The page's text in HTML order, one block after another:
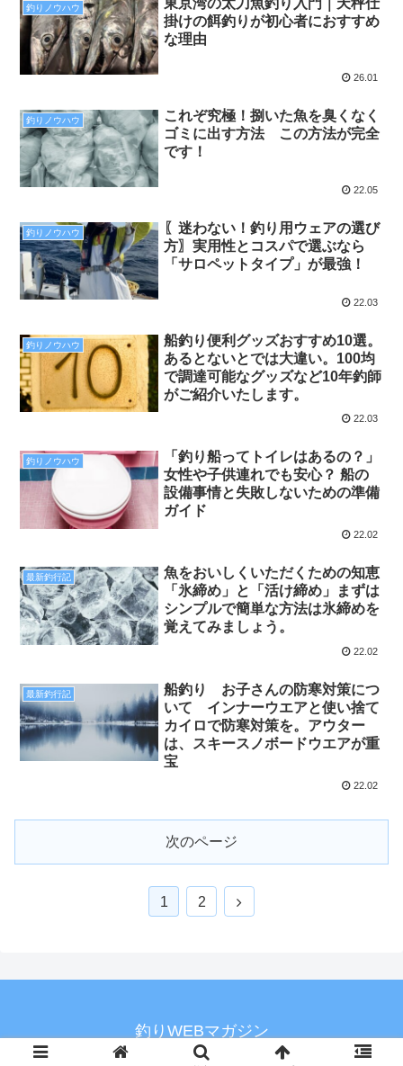
釣りノウハウ
掛けの餌釣りが初心者におすすめ
な理由
26.01
釣りノウハウ
これぞ究極！捌いた魚を臭くなく
ゴミに出す方法 この方法が完全
です！
22.05
釣りノウハウ
〖迷わない！釣り用ウェアの選び
方〗実用性とコスパで選ぶなら
「サロペットタイプ」が最強！
22.03
釣りノウハウ
船釣り便利グッズおすすめ10選。
あるとないとでは大違い。100均
で調達可能なグッズなど10年釣師
がご紹介いたします。
22.03
釣りノウハウ
「釣り船ってトイレはあるの？」
女性や子供連れでも安心？ 船の
設備事情と失敗しないための準備
ガイド
22.02
最新釣行記
魚をおいしくいただくための知恵
「氷締め」と「活け締め」まずは
シンプルで簡単な方法は氷締めを
覚えてみましょう。
22.02
最新釣行記
船釣り お子さんの防寒対策につ
いて インナーウエアと使い捨て
カイロで防寒対策を。アウター
は、スキースノボードウエアが重
宝
22.02
次のページ
1 2
釣りWEBマガジン
© 2020 釣りWEBマガジン.